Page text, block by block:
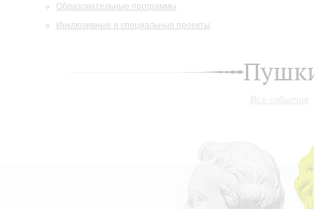
Образовательные программы
Инклюзивные и специальные проекты
Все события